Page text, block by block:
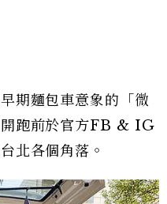
期麵包車意象的「微
開跑前於官方FB & IG
北各個角落。